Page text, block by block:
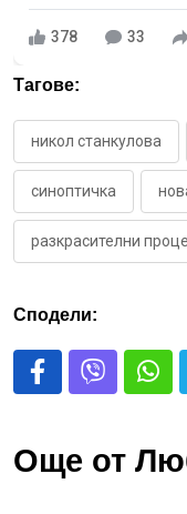
378 33
Тагове:
никол станкулова
синоптичка
разкрасителни
Сподели:
Още от